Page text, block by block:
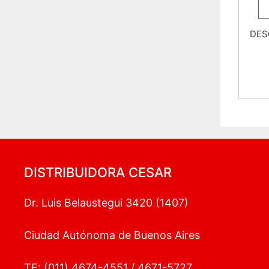
DISTRIBUIDORA CESAR
Dr. Luis Belaustegui 3420 (1407)
Ciudad Autónoma de Buenos Aires